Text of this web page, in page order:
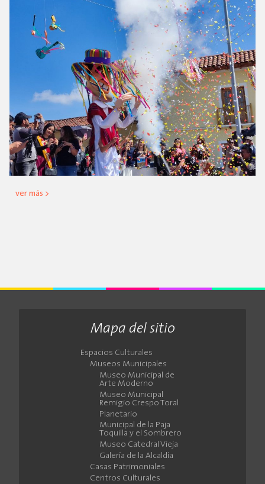
ver más >
Mapa del sitio
Espacios Culturales
Museos Municipales
Museo Municipal de
Arte Moderno
Museo Municipal
Remigio Crespo Toral
Planetario
Municipal de la Paja
Toquilla y el Sombrero
Museo Catedral Vieja
Galería de la Alcaldía
Casas Patrimoniales
Centros Culturales